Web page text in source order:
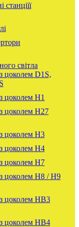
станціїї
світла
цоколем D1S,
цоколем H1
цоколем H27
цоколем H3
цоколем H4
цоколем H7
цоколем H8 / H9
цоколем HB3
цоколем HB4